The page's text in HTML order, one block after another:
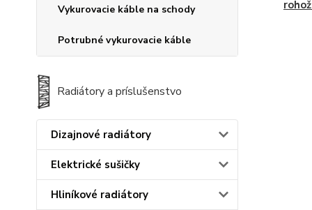
Vykurovacie káble na schody
Potrubné vykurovacie káble
Radiátory a príslušenstvo
Dizajnové radiátory
Elektrické sušičky
Hliníkové radiátory